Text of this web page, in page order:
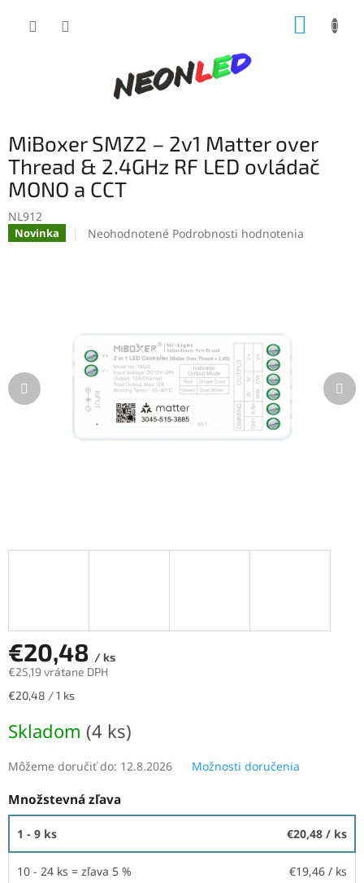
MiBoxer SMZ2 – 2v1 Matter over
Thread & 2.4GHz RF LED ovládač
MONO a CCT
NL912
Novinka
Priemerné
hviezdičiek.
Neohodnotené Podrobnosti hodnotenia
€20,48 / ks
€25,19 vrátane DPH
Jednotková
€20,48 / 1 ks
Skladom (4 ks)
Môžeme doručiť do: 12.8.2026 Možnosti doručenia
Množstevná zľava
1 - 9 ks €20,48 / ks
10 - 24 ks = zľava 5 % €19,46 / ks